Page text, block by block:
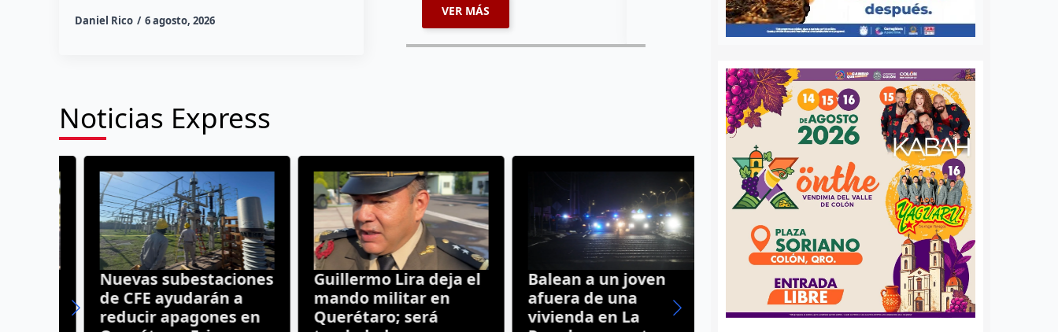
Daniel Rico 6 agosto, 2026
VER MÁS VER MÁS
Noticias Express
Nuevas subestaciones
de CFE ayudarán a
reducir apagones en
Guillermo Lira deja el
mando militar en
Querétaro; será
Balean a un joven
afuera de una
vivienda en La
UNAM deja fuera a
Querétaro; aspirantes
a la ENES Juriquilla
Avanzan obras
drenaje en
María